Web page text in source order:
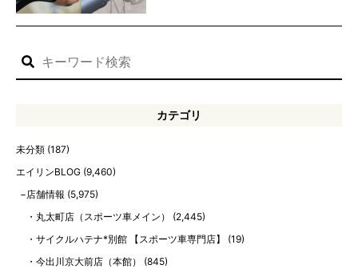
カテゴリ
未分類 (187)
エイリンBLOG (9,460)
店舗情報 (5,975)
丸太町店（スポーツ車メイン）
(2,445)
サイクルハテナ*別館 【スポーツ車専門店】
(19)
今出川京大前店（本館）
(845)